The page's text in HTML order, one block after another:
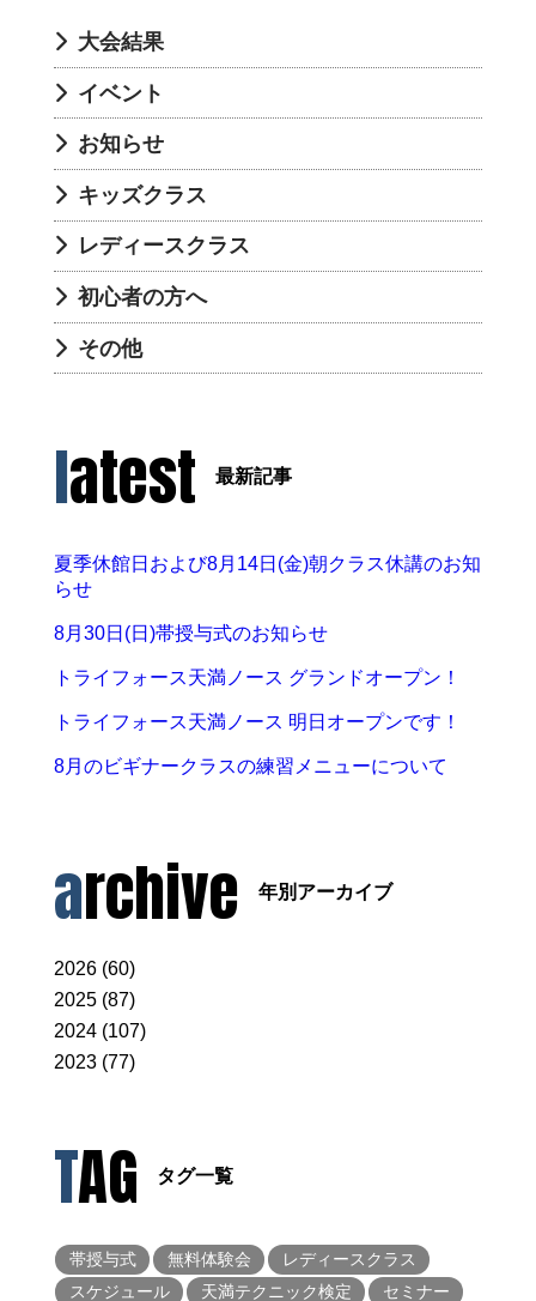
大会結果
イベント
お知らせ
キッズクラス
レディースクラス
初心者の方へ
その他
latest 最新記事
夏季休館日および8月14日(金)朝クラス休講のお知
らせ
8月30日(日)帯授与式のお知らせ
トライフォース天満ノース グランドオープン！
トライフォース天満ノース 明日オープンです！
8月のビギナークラスの練習メニューについて
archive 年別アーカイブ
2026 (60)
2025 (87)
2024 (107)
2023 (77)
TAG タグ一覧
帯授与式 無料体験会
レディースクラス
スケジュール
天満テクニック検定 セミナー